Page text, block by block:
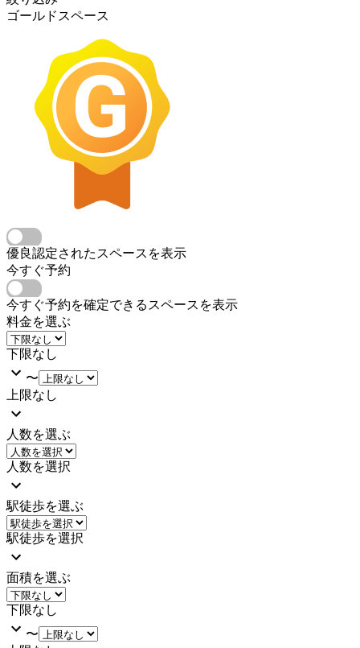
ゴールドスペース
優良認定されたスペースを表示
今すぐ予約
今すぐ予約を確定できるスペースを表示
料金を選ぶ
下限なし
〜
上限なし
人数を選ぶ
人数を選択
駅徒歩を選ぶ
駅徒歩を選択
面積を選ぶ
下限なし
〜